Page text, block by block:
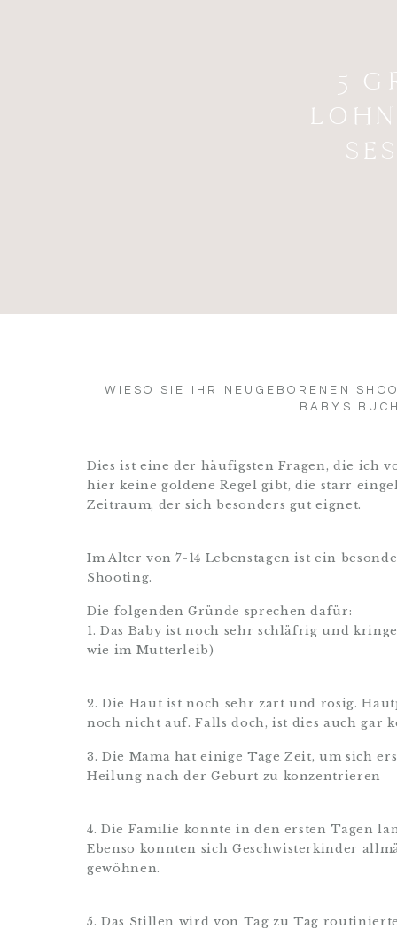
5
WIESO SIE IHR NEUGEBORENEN
BABYS
Dies ist eine der häufigsten Fragen, die ich
hier keine goldene Regel gibt, die starr
Zeitraum, der sich besonders gut eignet.
Im Alter von 7-14 Lebenstagen ist ein
Shooting.
Die folgenden Gründe sprechen dafür:
1. Das Baby ist noch sehr schläfrig und
wie im Mutterleib)
2. Die Haut ist noch sehr zart und rosig.
noch nicht auf. Falls doch, ist dies auch gar
3. Die Mama hat einige Tage Zeit, um sich
Heilung nach der Geburt zu konzentrieren
4. Die Familie konnte in den ersten Tagen
Ebenso konnten sich Geschwisterkinder
gewöhnen.
5. Das Stillen wird von Tag zu Tag